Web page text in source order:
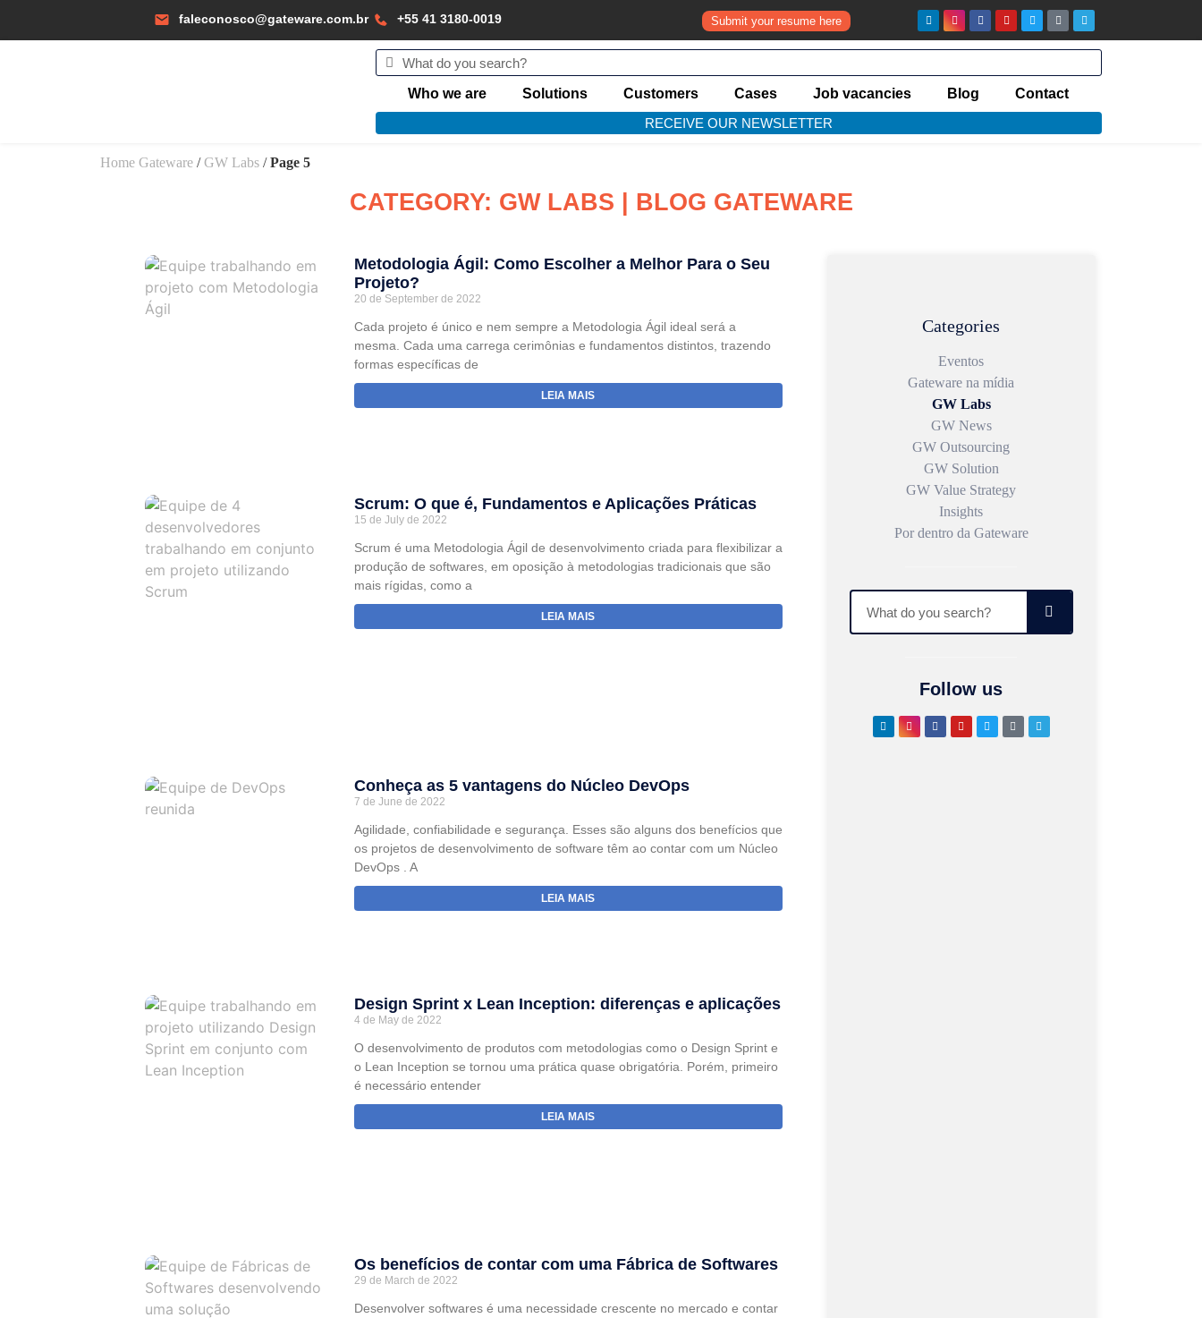
faleconosco@gateware.com.br +55 41 3180-0019 Submit your resume here
Who we are Solutions Customers Cases Job vacancies Blog
Contact
RECEIVE OUR NEWSLETTER
Home Gateware /GW Labs /Page 5
CATEGORY: GW LABS | BLOG GATEWARE
Metodologia Ágil: Como Escolher a Melhor Para o Seu
Projeto?
20 de September de 2022
Cada projeto é único e nem sempre a Metodologia Ágil ideal será a
mesma. Cada uma carrega cerimônias e fundamentos distintos, trazendo
formas específicas de
LEIA MAIS
Scrum: O que é, Fundamentos e Aplicações Práticas
15 de July de 2022
Scrum é uma Metodologia Ágil de desenvolvimento criada para flexibilizar a
produção de softwares, em oposição à metodologias tradicionais que são
mais rígidas, como a
LEIA MAIS
Conheça as 5 vantagens do Núcleo DevOps
7 de June de 2022
Agilidade, confiabilidade e segurança. Esses são alguns dos benefícios que
os projetos de desenvolvimento de software têm ao contar com um Núcleo
DevOps . A
LEIA MAIS
Design Sprint x Lean Inception: diferenças e aplicações
4 de May de 2022
O desenvolvimento de produtos com metodologias como o Design Sprint e
o Lean Inception se tornou uma prática quase obrigatória. Porém, primeiro
é necessário entender
LEIA MAIS
Os benefícios de contar com uma Fábrica de Softwares
29 de March de 2022
Desenvolver softwares é uma necessidade crescente no mercado e contar
Categories
Eventos
Gateware na mídia
GW Labs
GW News
GW Outsourcing
GW Solution
GW Value Strategy
Insights
Por dentro da Gateware
Follow us